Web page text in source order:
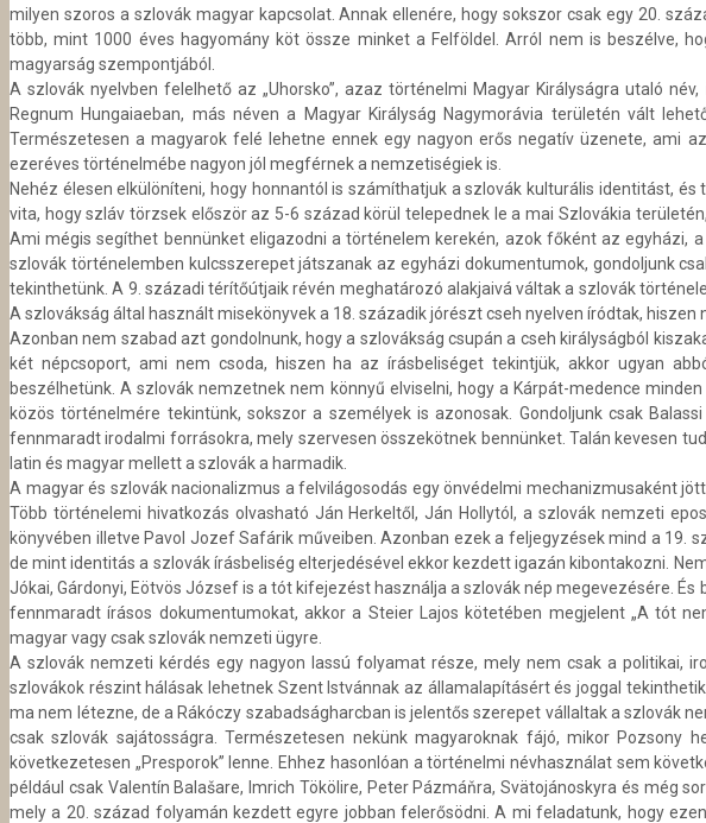
milyen szoros a szlovák magyar kapcsolat. Annak ellenére, hogy sokszor csak egy 20.
több, mint 1000 éves hagyomány köt össze minket a Felföldel. Arról nem is beszélve,
magyarság szempontjából.
A szlovák nyelvben felelhető az „Uhorsko”, azaz történelmi Magyar Királyságra utaló
Regnum Hungaiaeban, más néven a Magyar Királyság Nagymorávia területén vált
Természetesen a magyarok felé lehetne ennek egy nagyon erős negatív üzenete, ami
ezeréves történelmébe nagyon jól megférnek a nemzetiségiek is.
Nehéz élesen elkülöníteni, hogy honnantól is számíthatjuk a szlovák kulturális identitást,
vita, hogy szláv törzsek először az 5-6 század körül telepednek le a mai Szlovákia
Ami mégis segíthet bennünket eligazodni a történelem kerekén, azok főként az egyházi,
szlovák történelemben kulcsszerepet játszanak az egyházi dokumentumok, gondoljunk
tekinthetünk. A 9. századi térítőútjaik révén meghatározó alakjaivá váltak a szlovák
A szlovákság által használt misekönyvek a 18. századik jórészt cseh nyelven íródtak, hiszen
Azonban nem szabad azt gondolnunk, hogy a szlovákság csupán a cseh királyságból
két népcsoport, ami nem csoda, hiszen ha az írásbeliséget tekintjük, akkor ugyan
beszélhetünk. A szlovák nemzetnek nem könnyű elviselni, hogy a Kárpát-medence
közös történelmére tekintünk, sokszor a személyek is azonosak. Gondoljunk csak
fennmaradt irodalmi forrásokra, mely szervesen összekötnek bennünket. Talán kevesen
latin és magyar mellett a szlovák a harmadik.
A magyar és szlovák nacionalizmus a felvilágosodás egy önvédelmi mechanizmusaként
Több történelemi hivatkozás olvasható Ján Herkeltől, Ján Hollytól, a szlovák nemzeti
könyvében illetve Pavol Jozef Safárik műveiben. Azonban ezek a feljegyzések mind a
de mint identitás a szlovák írásbeliség elterjedésével ekkor kezdett igazán kibontakozni.
Jókai, Gárdonyi, Eötvös József is a tót kifejezést használja a szlovák nép megevezésére.
fennmaradt írásos dokumentumokat, akkor a Steier Lajos kötetében megjelent „A tót
magyar vagy csak szlovák nemzeti ügyre.
A szlovák nemzeti kérdés egy nagyon lassú folyamat része, mely nem csak a politikai,
szlovákok részint hálásak lehetnek Szent Istvánnak az államalapításért és joggal
ma nem létezne, de a Rákóczy szabadságharcban is jelentős szerepet vállaltak a szlovák
csak szlovák sajátosságra. Természetesen nekünk magyaroknak fájó, mikor
következetesen „Presporok” lenne. Ehhez hasonlóan a történelmi névhasználat sem
például csak Valentín Balašare, Imrich Tökölire, Peter Pázmáňra, Svätojánoskyra és még
mely a 20. század folyamán kezdett egyre jobban felerősödni. A mi feladatunk, hogy